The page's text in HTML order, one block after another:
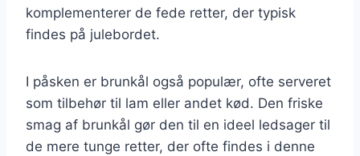
komplementerer de fede retter, der typisk
findes på julebordet.
I påsken er brunkål også populær, ofte serveret
som tilbehør til lam eller andet kød. Den friske
smag af brunkål gør den til en ideel ledsager til
de mere tunge retter, der ofte findes i denne